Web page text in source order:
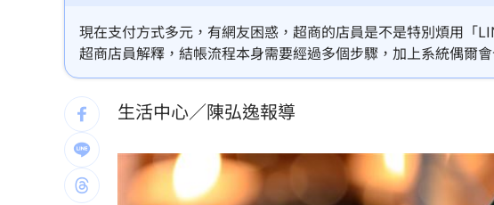
肥大叔國台語教煮菜爆紅 曾創年收破億 14:11
【迪士尼】串流升級 短影音拓新商機
詐10億女律曾任中市法律顧問？市府澄清 14:03
【迪士尼】Q3亮眼 幕後推手帶動雙引擎 13:58
現在支付方式多元，有網友困惑，超商的店員是不是特別煩用「
超商店員解釋，結帳流程本身需要經過多個步驟，加上系統偶爾
停留，等確認交易成功再離開；但不過也有人認為，比較討厭一
生活中心／陳弘逸報導